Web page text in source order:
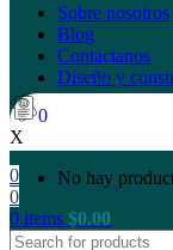
Sobre nosotros
Blog
Contactanos
Diseño y
0
X
No hay
0
0
0 items $0.00